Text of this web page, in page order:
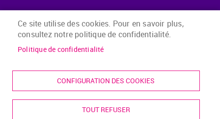
Menu Pied de page
Accueil
Mentions légales
Presse
Ce site utilise des cookies. Pour en savoir plus,
consultez notre politique de confidentialité.
Politique de confidentialité
CONFIGURATION DES COOKIES
TOUT REFUSER